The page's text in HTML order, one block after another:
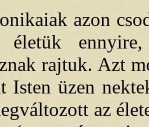
azon
életük
rajtuk. Azt
Isten üzen
az